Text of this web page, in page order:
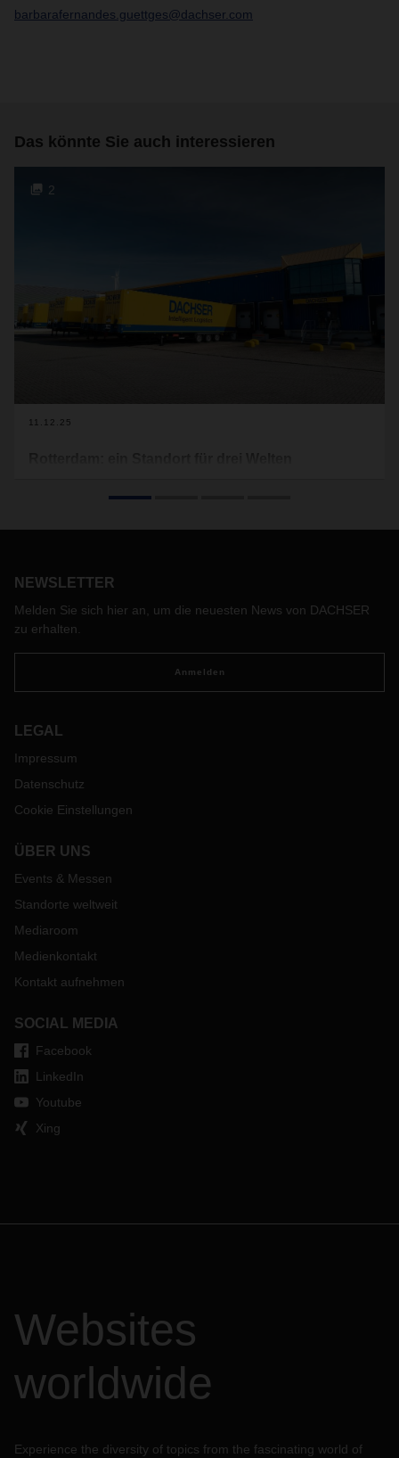
barbarafernandes.guettges@dachser.com
Das könnte Sie auch interessieren
2
11.12.25
die Niederlassung zu einem Dreh- und Angelpunkt für
hinaus.
NEWSLETTER
Melden Sie sich hier an, um die neuesten News von DACHSER
zu erhalten.
Anmelden
LEGAL
Impressum
Datenschutz
Cookie Einstellungen
ÜBER UNS
Events & Messen
Standorte weltweit
Mediaroom
Medienkontakt
Kontakt aufnehmen
SOCIAL MEDIA
Facebook
LinkedIn
Youtube
Xing
Websites
worldwide
Experience the diversity of topics from the fascinating world of